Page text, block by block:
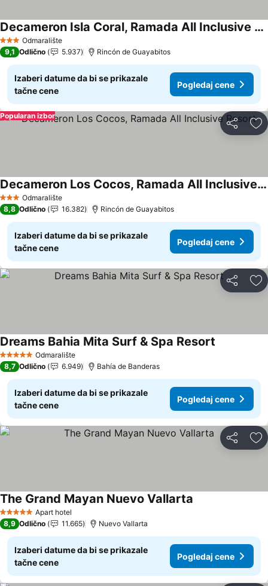
3 ZvezdiceOdmaralište
Decameron Isla Coral, Ramada All Inclusive Resort
Pogledaj cene
9,1 Odlično 5.937 Rincón de Guayabitos
Izaberi datume da bi se prikazale
tačne cene
Pogledaj cene
Deli
Popularan izbor
3 ZvezdiceOdmaralište
Decameron Los Cocos, Ramada All Inclusive Resort
Pogledaj cene
8,8 Odlično 16.382 Rincón de Guayabitos
Izaberi datume da bi se prikazale
tačne cene
Pogledaj cene
Deli
5 ZvezdiceOdmaralište
Dreams Bahia Mita Surf & Spa Resort
8,7 Odlično 6.949 Bahía de Banderas
Izaberi datume da bi se prikazale
tačne cene
Pogledaj cene
Deli
5 ZvezdiceApart hotel
The Grand Mayan Nuevo Vallarta
8,9 Odlično 11.665 Nuevo Vallarta
Izaberi datume da bi se prikazale
tačne cene
Pogledaj cene